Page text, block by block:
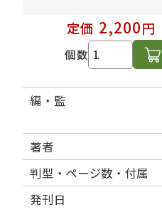
定価 2,200円
個数
編・監
著者
判型・ページ数・付属
発刊日